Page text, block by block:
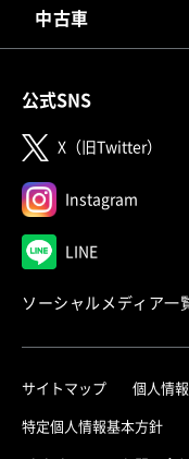
中古車
公式SNS
X（旧Twitter） （
Instagram （別
LINE（別ウィン
ソーシャルメディア一
サイトマップ 個人情
特定個人情報基本方針